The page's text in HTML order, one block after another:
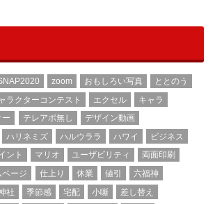
zoom おもしろい写真
ととのう
ラクターコンテスト エクセル
キャラ
ー
テレアポ無し
デザイン動画
ハリネミズ ハルウララ ハワイ
ビジネス
ント マリオ ユーザビリティ
両面印刷
ージ
仕上り 休業 値引
六福神
社 季節感 宅配 小噺
差し替え